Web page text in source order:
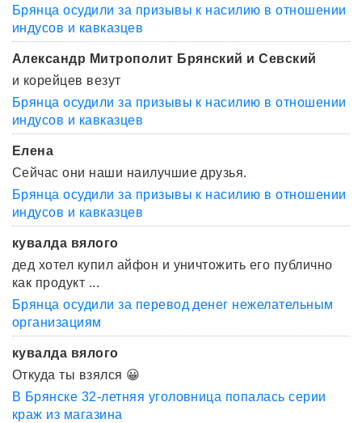
Брянца осудили за призывы к насилию в отношении
индусов и кавказцев
Александр Митрополит Брянский и Севский
и корейцев везут
Брянца осудили за призывы к насилию в отношении
индусов и кавказцев
Елена
Сейчас они наши наилучшие друзья.
Брянца осудили за призывы к насилию в отношении
индусов и кавказцев
кувалда вялого
дед хотел купил айфон и уничтожить его публично
как продукт ...
Брянца осудили за перевод денег нежелательным
организациям
кувалда вялого
Откуда ты взялся 😀
В Брянске 32-летняя уголовница попалась серии
краж из магазина